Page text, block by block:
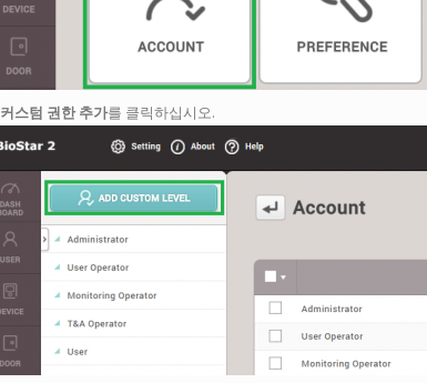
커스텀 권한 추가를 클릭하십시오.